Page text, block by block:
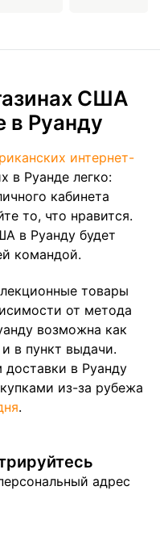
США
в Руанду
интернет-
в Руанде легко:
кабинета
то, что нравится.
в Руанду будет
командой.
товары
от метода
возможна как
в пункт выдачи.
доставки в Руанду
из-за рубежа
.
адрес